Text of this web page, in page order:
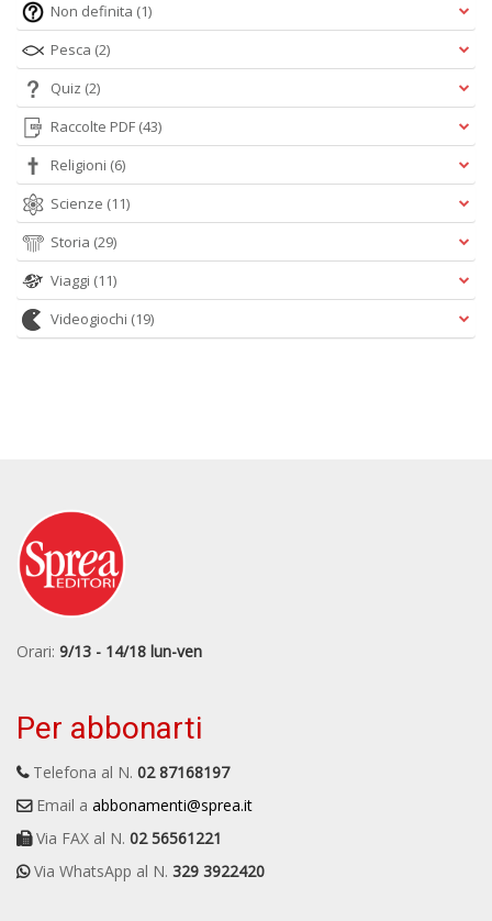
Non definita (1)
Pesca (2)
Quiz (2)
Raccolte PDF (43)
Religioni (6)
Scienze (11)
Storia (29)
Viaggi (11)
Videogiochi (19)
Orari: 9/13 - 14/18 lun-ven
Per abbonarti
Telefona al N. 02 87168197
Email a abbonamenti@sprea.it
Via FAX al N. 02 56561221
Via WhatsApp al N. 329 3922420